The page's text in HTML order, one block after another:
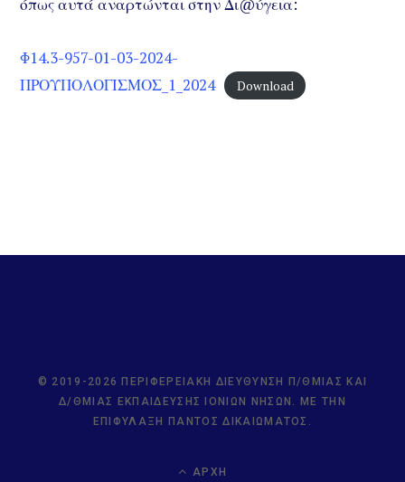
όπως αυτά αναρτώνται στην Δι@ύγεια:
Φ14.3-957-01-03-2024-
ΠΡΟΥΠΟΛΟΓΙΣΜΟΣ_1_2024
Download
© 2019-2026 ΠΕΡΙΦΕΡΕΙΑΚΉ ΔΙΕΎΘΥΝΣΗ Π/ΘΜΙΑΣ ΚΑΙ
Δ/ΘΜΙΑΣ ΕΚΠΑΊΔΕΥΣΗΣ ΙΟΝΊΩΝ ΝΉΣΩΝ. ΜΕ ΤΗΝ
ΕΠΙΦΎΛΑΞΗ ΠΑΝΤΌΣ ΔΙΚΑΙΏΜΑΤΟΣ.
ΑΡΧΉ